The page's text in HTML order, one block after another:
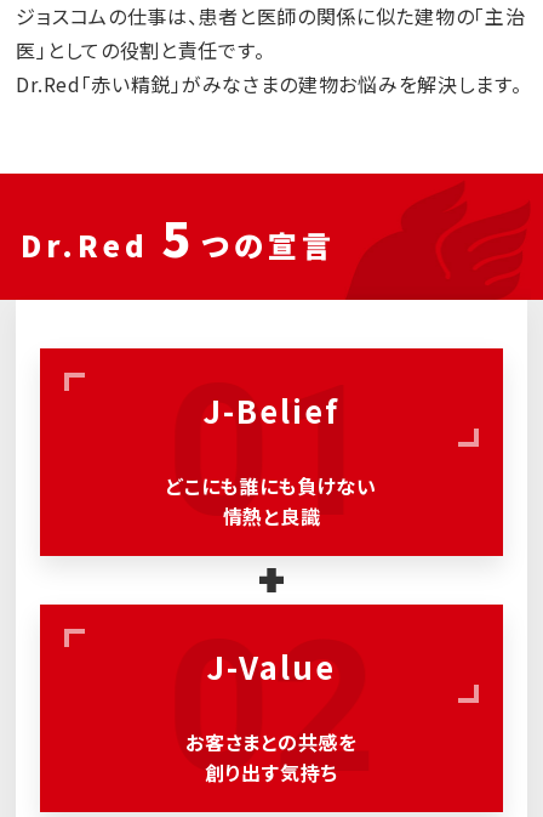
ジョスコムの仕事は、患者と医師の関係に似た建物の「主治
医」としての役割と責任です。
Dr.Red「赤い精鋭」がみなさまの建物お悩みを解決します。
Dr.Red 5 つの宣言
J-Belief
どこにも誰にも負けない
情熱と良識
01
J-Value
お客さまとの共感を
創り出す気持ち
02